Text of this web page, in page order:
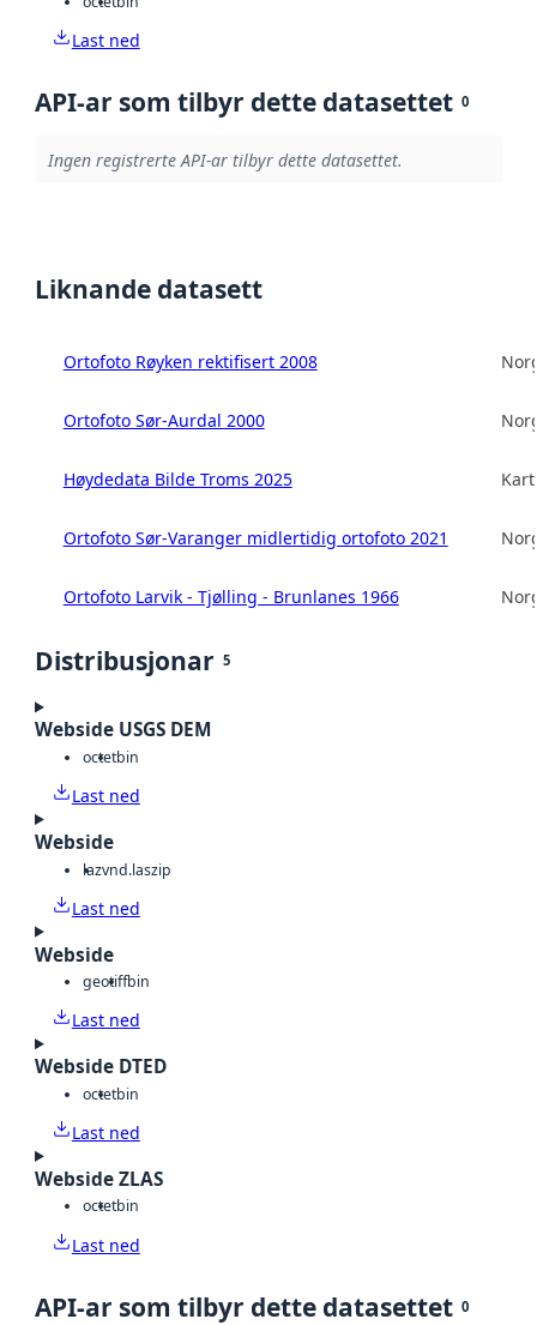
Last ned
API-ar som tilbyr dette datasettet 0
Ingen registrerte API-ar tilbyr dette datasettet.
Liknande datasett
Ortofoto Røyken rektifisert 2008
Ortofoto Sør-Aurdal 2000
Høydedata Bilde Troms 2025
Ortofoto Sør-Varanger midlertidig ortofoto 2021
Ortofoto Larvik - Tjølling - Brunlanes 1966
Distribusjonar 5
Webside USGS DEM
octetbin
Last ned
Webside
lazvnd.laszip
Last ned
Webside
geotiffbin
Last ned
Webside DTED
octetbin
Last ned
Webside ZLAS
octetbin
Last ned
API-ar som tilbyr dette datasettet 0